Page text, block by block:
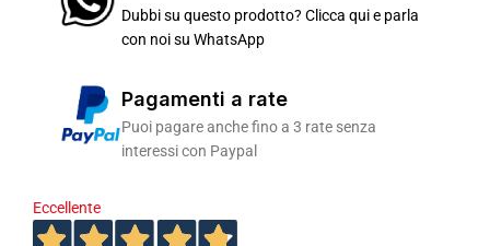
Dubbi su questo prodotto? Clicca qui e parla
con noi su WhatsApp
Pagamenti a rate
Puoi pagare anche fino a 3 rate senza
interessi con Paypal
Eccellente